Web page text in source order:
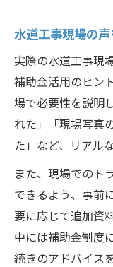
水道工事現場の
実際の水道工事現
補助金活用のヒン
場で必要性を説明
れた」「現場写真
た」など、リアル
また、現場でのト
できるよう、事前
要に応じて追加資
中には補助金制度
続きのアドバイス